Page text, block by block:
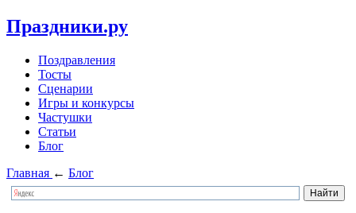
Праздники.ру
Поздравления
Тосты
Сценарии
Игры и конкурсы
Частушки
Статьи
Блог
Главная ← Блог